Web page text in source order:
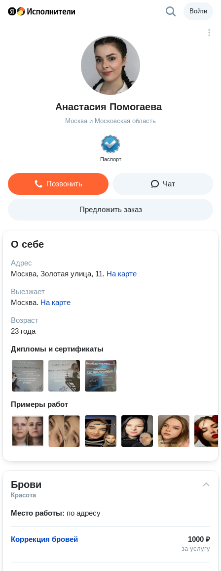
Войти
Анастасия Помогаева
Москва и Московская область
Паспорт
Позвонить Чат
Предложить заказ
О себе
Адрес
Москва, Золотая улица, 11. На карте
Выезжает
Москва. На карте
Возраст
23 года
Дипломы и сертификаты
Примеры работ
Брови
Красота
Место работы: по адресу
1000 ₽
за услугу
Коррекция бровей